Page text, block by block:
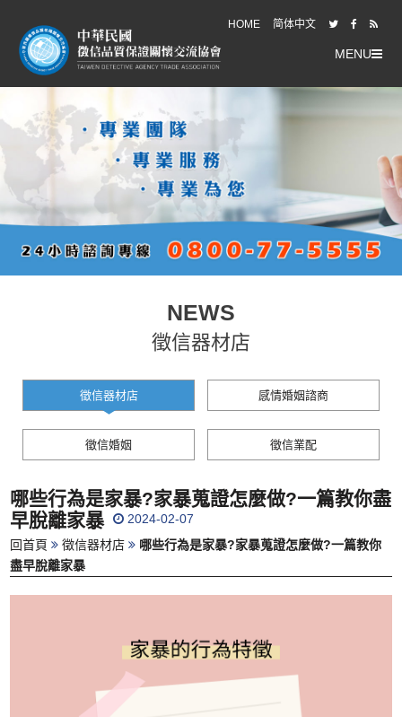
HOME 简体中文
MENU
NEWS
徵信器材店
徵信器材店 感情婚姻諮商
徵信婚姻 徵信業配
哪些行為是家暴?家暴蒐證怎麼做?一篇教你盡
早脫離家暴
2024-02-07
回首頁
徵信器材店
哪些行為是家暴?家暴蒐證怎麼做?一篇教你
盡早脫離家暴